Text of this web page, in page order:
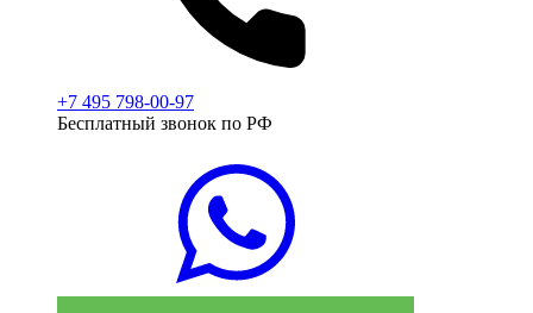
+7 495 798-00-97
Бесплатный звонок по РФ